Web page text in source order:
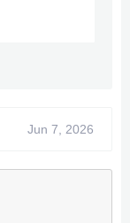
Jun 7, 2026